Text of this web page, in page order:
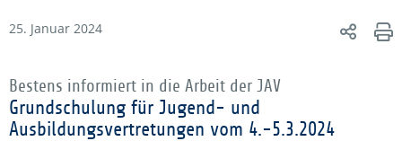
25. Januar 2024
Bestens informiert in die Arbeit der JAV
Grundschulung für Jugend- und
Ausbildungsvertretungen vom 4.-5.3.2024